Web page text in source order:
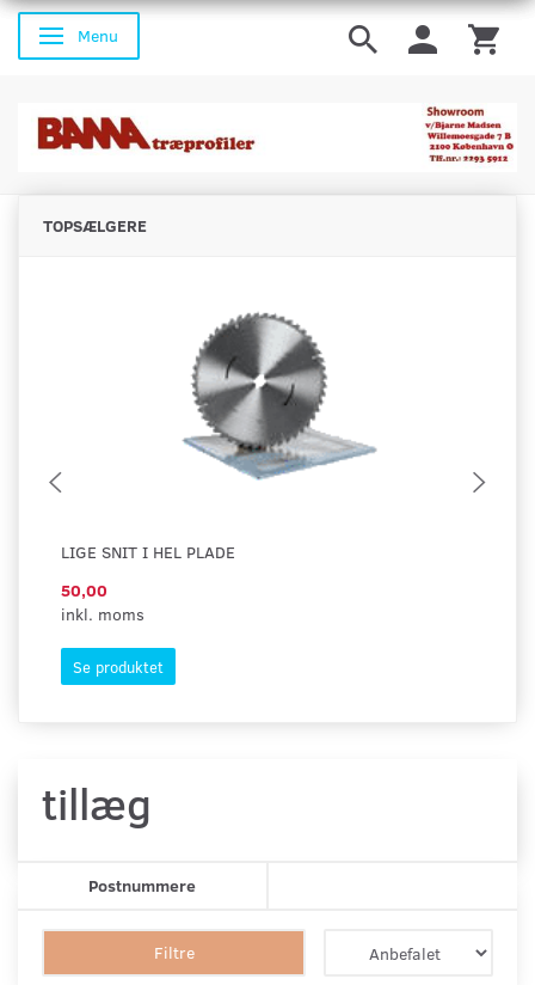
Skifte navigation
Menu
TOPSÆLGERE
LIGE SNIT I HEL PLADE
50,00
inkl. moms
Se produktet
tillæg
Postnummere
Filtre